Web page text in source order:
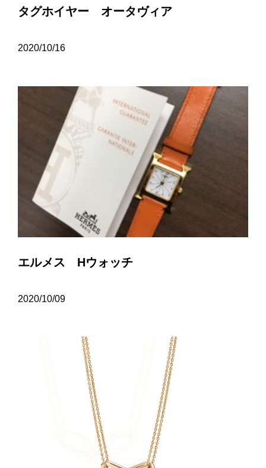
タグホイヤー オータヴィア
2020/10/16
エルメス Hウォッチ
2020/10/09